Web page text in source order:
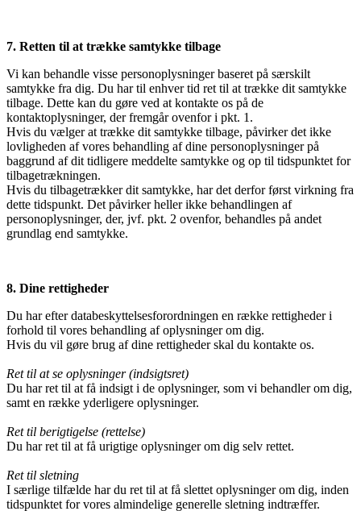
7. Retten til at trække samtykke tilbage
Vi kan behandle visse personoplysninger baseret på særskilt
samtykke fra dig. Du har til enhver tid ret til at trække dit samtykke
tilbage. Dette kan du gøre ved at kontakte os på de
kontaktoplysninger, der fremgår ovenfor i pkt. 1.
Hvis du vælger at trække dit samtykke tilbage, påvirker det ikke
lovligheden af vores behandling af dine personoplysninger på
baggrund af dit tidligere meddelte samtykke og op til tidspunktet for
tilbagetrækningen.
Hvis du tilbagetrækker dit samtykke, har det derfor først virkning fra
dette tidspunkt. Det påvirker heller ikke behandlingen af
personoplysninger, der, jvf. pkt. 2 ovenfor, behandles på andet
grundlag end samtykke.
8. Dine rettigheder
Du har efter databeskyttelsesforordningen en række rettigheder i
forhold til vores behandling af oplysninger om dig.
Hvis du vil gøre brug af dine rettigheder skal du kontakte os.
Ret til at se oplysninger (indsigtsret)
Du har ret til at få indsigt i de oplysninger, som vi behandler om dig,
samt en række yderligere oplysninger.
Ret til berigtigelse (rettelse)
Du har ret til at få urigtige oplysninger om dig selv rettet.
Ret til sletning
I særlige tilfælde har du ret til at få slettet oplysninger om dig, inden
tidspunktet for vores almindelige generelle sletning indtræffer.